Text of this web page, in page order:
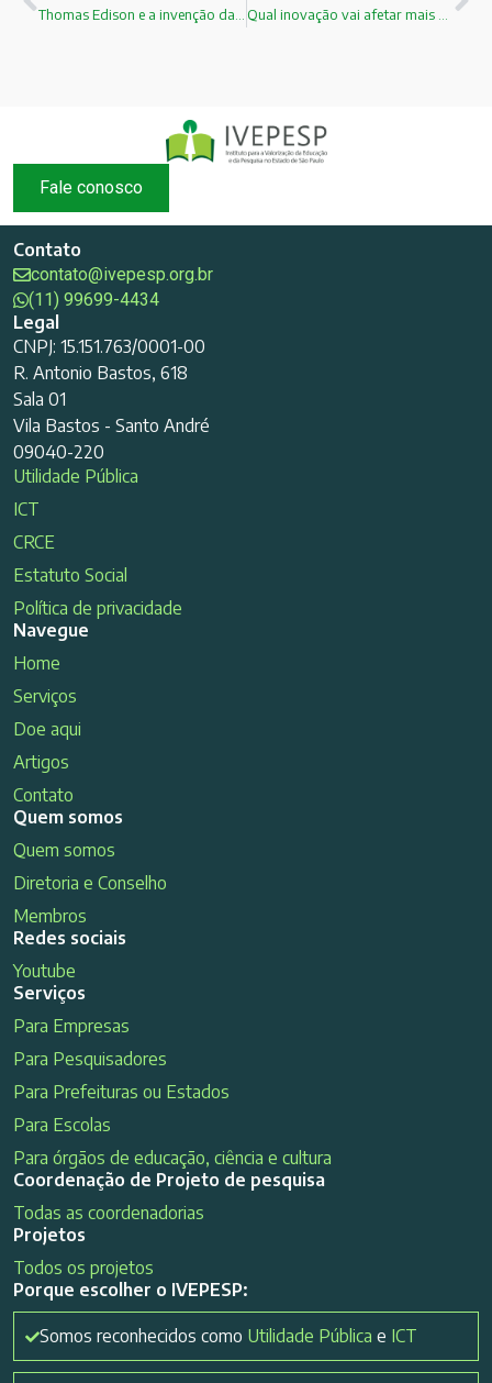
Fale conosco
Contato
contato@ivepesp.org.br
(11) 99699-4434
Legal
CNPJ: 15.151.763/0001-00
R. Antonio Bastos, 618
Sala 01
Vila Bastos - Santo André
09040-220
Utilidade Pública
ICT
CRCE
Estatuto Social
Política de privacidade
Navegue
Home
Serviços
Doe aqui
Artigos
Contato
Quem somos
Quem somos
Diretoria e Conselho
Membros
Redes sociais
Youtube
Serviços
Para Empresas
Para Pesquisadores
Para Prefeituras ou Estados
Para Escolas
Para órgãos de educação, ciência e cultura
Coordenação de Projeto de pesquisa
Todas as coordenadorias
Projetos
Todos os projetos
Porque escolher o IVEPESP:
Somos reconhecidos como Utilidade Pública e ICT